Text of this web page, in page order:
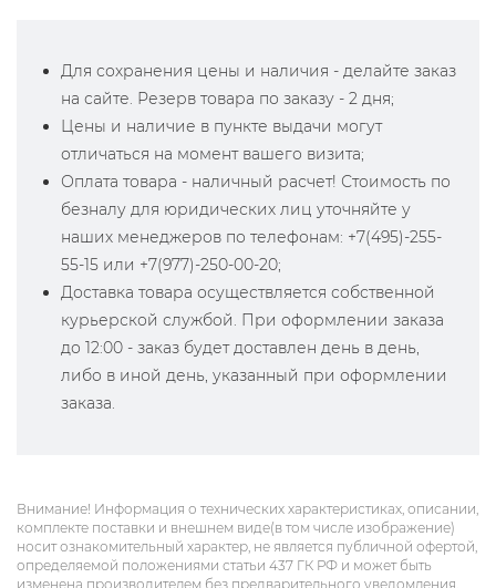
Для сохранения цены и наличия - делайте заказ
на сайте. Резерв товара по заказу - 2 дня;
Цены и наличие в пункте выдачи могут
отличаться на момент вашего визита;
Оплата товара - наличный расчет! Стоимость по
безналу для юридических лиц уточняйте у
наших менеджеров по телефонам: +7(495)-255-
55-15 или +7(977)-250-00-20;
Доставка товара осуществляется собственной
курьерской службой. При оформлении заказа
до 12:00 - заказ будет доставлен день в день,
либо в иной день, указанный при оформлении
заказа.
Внимание! Информация о технических характеристиках, описании,
комплекте поставки и внешнем виде(в том числе изображение)
носит ознакомительный характер, не является публичной офертой,
определяемой положениями статьи 437 ГК РФ и может быть
изменена производителем без предварительного уведомления.